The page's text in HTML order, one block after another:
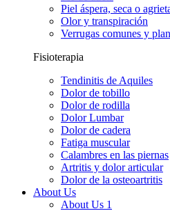
Piel áspera, seca o
Olor y transpiración
Verrugas comunes y
Fisioterapia
Tendinitis de Aquiles
Dolor de tobillo
Dolor de rodilla
Dolor Lumbar
Dolor de cadera
Fatiga muscular
Calambres en las piernas
Artritis y dolor articular
Dolor de la osteoartritis
About Us
About Us 1